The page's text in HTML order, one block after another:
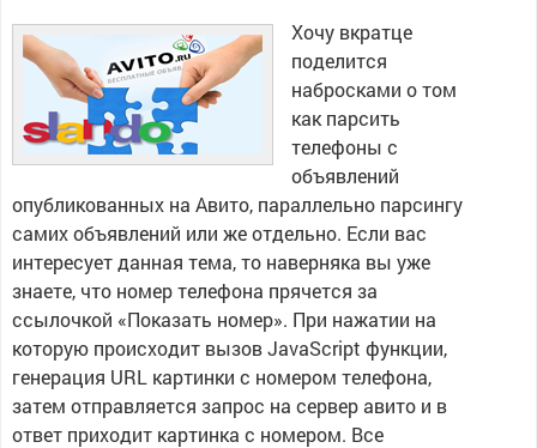
Хочу вкратце
поделится
набросками о том
как парсить
телефоны с
объявлений
опубликованных на Авито, параллельно парсингу
самих объявлений или же отдельно. Если вас
интересует данная тема, то наверняка вы уже
знаете, что номер телефона прячется за
ссылочкой «Показать номер». При нажатии на
которую происходит вызов JavaScript функции,
генерация URL картинки с номером телефона,
затем отправляется запрос на сервер авито и в
ответ приходит картинка с номером. Все